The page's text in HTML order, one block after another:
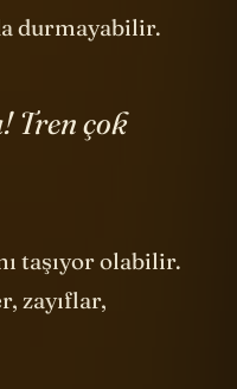
ve hızlı hareket
çok
taşıyor olabilir.
zayıflar,